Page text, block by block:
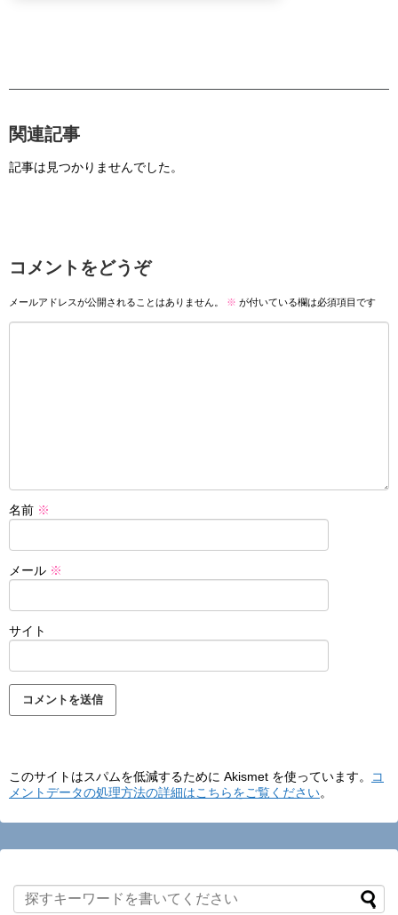
関連記事
記事は見つかりませんでした。
コメントをどうぞ
メールアドレスが公開されることはありません。 ※ が付いている欄は必須項目です
名前 ※
メール ※
サイト
このサイトはスパムを低減するために Akismet を使っています。
コ
メントデータの処理方法の詳細はこちらをご覧ください。